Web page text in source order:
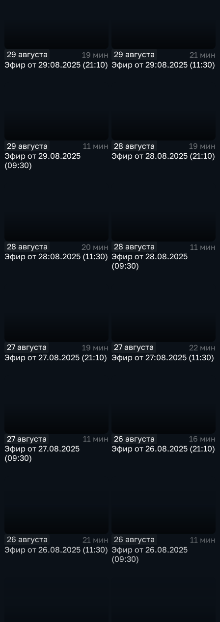
29 августа
19 мин
Эфир от 29:08.2025 (21:10)
29 августа
21 мин
Эфир от 29:08.2025 (11:30)
29 августа
11 мин
Эфир от 29.08.2025
(09:30)
28 августа
19 мин
Эфир от 28.08.2025 (21:10)
28 августа
20 мин
Эфир от 28:08.2025 (11:30)
28 августа
11 мин
Эфир от 28.08.2025
(09:30)
27 августа
19 мин
Эфир от 27.08.2025 (21:10)
27 августа
22 мин
Эфир от 27:08.2025 (11:30)
27 августа
11 мин
Эфир от 27.08.2025
(09:30)
26 августа
16 мин
Эфир от 26.08.2025 (21:10)
26 августа
21 мин
Эфир от 26.08.2025 (11:30)
26 августа
11 мин
Эфир от 26.08.2025
(09:30)